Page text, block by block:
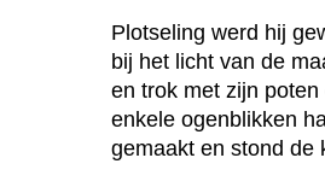
Plotseling werd hij
bij het licht van de
en trok met zijn
enkele ogenblikken
gemaakt en stond de